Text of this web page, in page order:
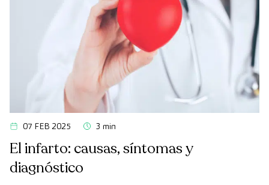
07 FEB 2025 3 min
El infarto: causas, síntomas y
diagnóstico